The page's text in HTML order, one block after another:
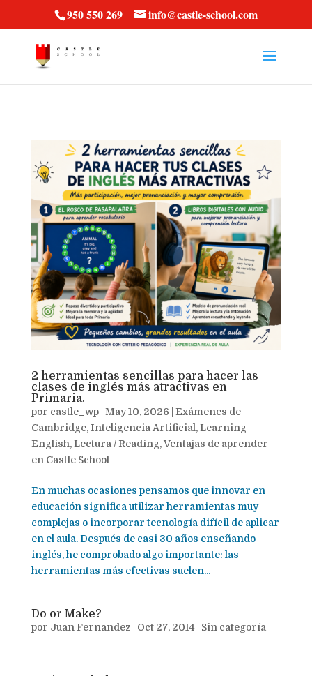
950 550 269 info@castle-school.com
2 herramientas sencillas para hacer las
clases de inglés más atractivas en
Primaria.
por castle_wp| May 10, 2026
Exámenes de
Cambridge,Inteligencia Artificial ,Learning
English,Lectura / Reading,Ventajas de aprender
en Castle School
En muchas ocasiones pensamos que innovar en
educación significa utilizar herramientas muy
complejas o incorporar tecnología difícil de aplicar
en el aula. Después de casi 30 años enseñando
inglés, he comprobado algo importante: las
herramientas más efectivas suelen...
Do or Make?
por Juan Fernandez Oct 27, 2014| Sin categoría